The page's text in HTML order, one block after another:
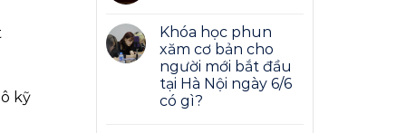
kỹ
Khóa học phun
xăm cơ bản cho
người mới bắt đầu
tại Hà Nội ngày 6/6
có gì?